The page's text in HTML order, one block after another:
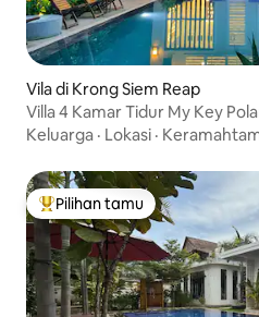
Vila di Krong Siem Reap
Villa 4 Kamar Tidur My Key
Pribadi
Keluarga · Lokasi ·
Pilihan tamu terpopuler
Pilihan tamu